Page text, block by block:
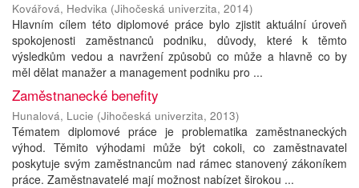
Kovářová, Hedvika (Jihočeská univerzita, 2014)
Hlavním cílem této diplomové práce bylo zjistit aktuální úroveň
spokojenosti zaměstnanců podniku, důvody, které k těmto
výsledkům vedou a navržení způsobů co může a hlavně co by
měl dělat manažer a management podniku pro ...
Zaměstnanecké benefity
Hunalová, Lucie (Jihočeská univerzita, 2013)
Tématem diplomové práce je problematika zaměstnaneckých
výhod. Těmito výhodami může být cokoli, co zaměstnavatel
poskytuje svým zaměstnancům nad rámec stanovený zákoníkem
práce. Zaměstnavatelé mají možnost nabízet širokou ...